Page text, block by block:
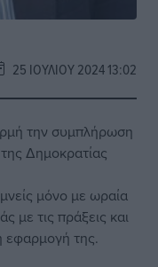
25 ΙΟΥΛΊΟΥ 2024 13:02
την συμπλήρωση
Δημοκρατίας
μόνο με ωραία
με τις πράξεις και
εφαρμογή της.